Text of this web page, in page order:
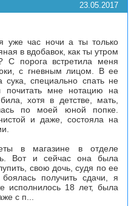
23.05.2017
уже час ночи а ты только
в вдобавок, как ты утром
С порога встретила меня
с гневным лицом. В ее
сука, специально спать не
почитать мне нотацию на
хотя в детстве, мать,
по моей юной попке.
и даже, состояла на
в магазине в отделе
Вот и сейчас она была
свою дочь, судя по ее
получить сдачи, я
исполнилось 18 лет, была
с п...